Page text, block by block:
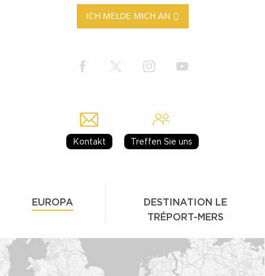
ICH MELDE MICH AN
Kontakt Treffen Sie uns
EUROPA
DESTINATION LE
TRÉPORT-MERS